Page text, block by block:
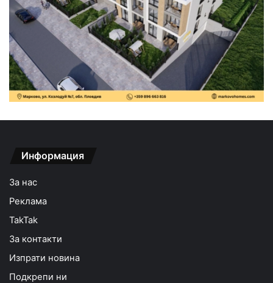
Информация
За нас
Реклама
TakTak
За контакти
Изпрати новина
Подкрепи ни